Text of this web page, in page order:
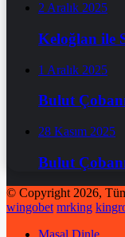
2 Aralık 2025
Keloğlan ile
1 Aralık 2025
Bulut
28 Kasım 2025
Bulut
© Copyright 2026,
wingobet mrking